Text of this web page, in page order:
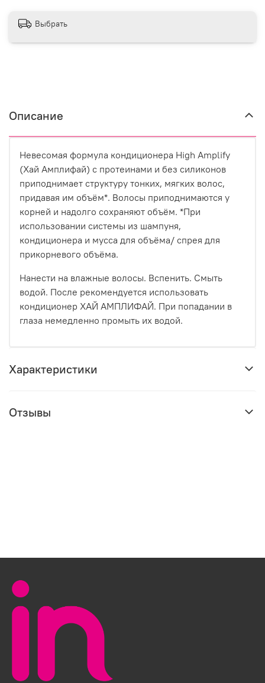
Выбрать
Описание
Невесомая формула кондиционера High Amplify
(Хай Амплифай) с протеинами и без силиконов
приподнимает структуру тонких, мягких волос,
придавая им объём*. Волосы приподнимаются у
корней и надолго сохраняют объём. *При
использовании системы из шампуня,
кондиционера и мусса для объёма/ спрея для
прикорневого объёма.
Нанести на влажные волосы. Вспенить. Смыть
водой. После рекомендуется использовать
кондиционер ХАЙ АМПЛИФАЙ. При попадании в
глаза немедленно промыть их водой.
Характеристики
Отзывы